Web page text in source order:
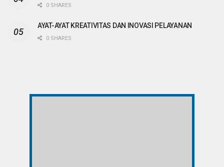
0 SHARES
AYAT-AYAT KREATIVITAS DAN INOVASI PELAYANAN
0 SHARES